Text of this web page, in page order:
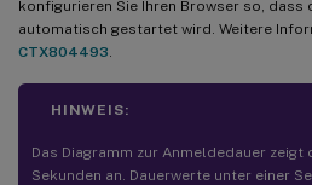
konfigurieren Sie Ihren Browser so, dass
automatisch gestartet wird. Weitere
CTX804493
HINWEIS:
Das Diagramm zur Anmeldedauer zeigt
Sekunden an. Dauerwerte unter einer